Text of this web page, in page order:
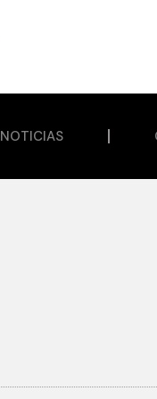
NOTICIAS